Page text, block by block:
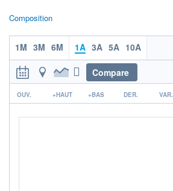
Composition
1M 3M 6M 1A 3A 5A 10A
Compare
r
OUV. +HAUT +BAS DER. VAR.